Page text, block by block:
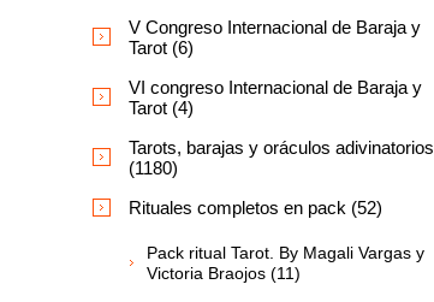
V Congreso Internacional de Baraja y
Tarot (6)
VI congreso Internacional de Baraja y
Tarot (4)
Tarots, barajas y oráculos adivinatorios
(1180)
Rituales completos en pack (52)
Pack ritual Tarot. By Magali Vargas y
Victoria Braojos (11)